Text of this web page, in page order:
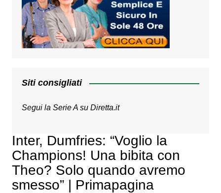
Inter, Dumfries: “Voglio la
Champions! Una bibita con
Theo? Solo quando avremo
smesso” | Primapagina
Siti consigliati
Segui la Serie A su Diretta.it